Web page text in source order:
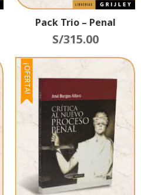
Pack Trio – Penal
S/315.00
¡OFERTA!